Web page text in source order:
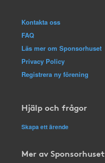
Kontakta oss
FAQ
Läs mer om Sponsorhuset
Privacy Policy
Registrera ny förening
Hjälp och frågor
Skapa ett ärende
Mer av Sponsorhuset